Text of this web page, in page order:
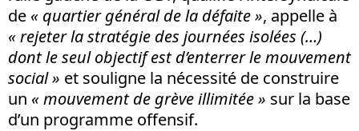
de « quartier général de la défaite », appelle à
« rejeter la stratégie des journées isolées (…)
dont le seul objectif est d’enterrer le mouvement
social » et souligne la nécessité de construire
un « mouvement de grève illimitée » sur la base
d’un programme offensif.